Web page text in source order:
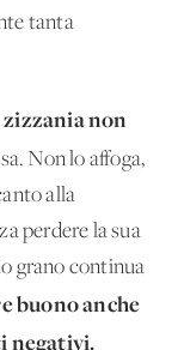
tanta
zizzania non
Non lo affoga,
alla
perdere la sua
grano continua
buono anche
negativi.